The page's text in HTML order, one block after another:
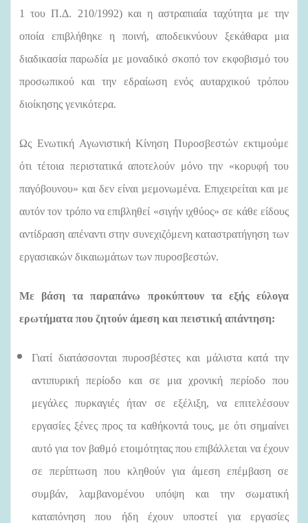
1 του Π.Δ. 210/1992) και η αστραπιαία ταχύτητα με την
οποία επιβλήθηκε η ποινή, αποδεικνύουν ξεκάθαρα μια
διαδικασία παρωδία με μοναδικό σκοπό τον εκφοβισμό του
προσωπικού και την εδραίωση ενός αυταρχικού τρόπου
διοίκησης γενικότερα.
Ως Ενωτική Αγωνιστική Κίνηση Πυροσβεστών εκτιμούμε
ότι τέτοια περιστατικά αποτελούν μόνο την «κορυφή του
παγόβουνου» και δεν είναι μεμονωμένα. Επιχειρείται και με
αυτόν τον τρόπο να επιβληθεί «σιγήν ιχθύος» σε κάθε είδους
αντίδραση απέναντι στην συνεχιζόμενη καταστρατήγηση των
εργασιακών δικαιωμάτων των πυροσβεστών.
Με βάση τα παραπάνω προκύπτουν τα εξής εύλογα
ερωτήματα που ζητούν άμεση και πειστική απάντηση:
Γιατί διατάσσονται πυροσβέστες και μάλιστα κατά την
αντιπυρική περίοδο και σε μια χρονική περίοδο που
μεγάλες πυρκαγιές ήταν σε εξέλιξη, να επιτελέσουν
εργασίες ξένες προς τα καθήκοντά τους, με ότι σημαίνει
αυτό για τον βαθμό ετοιμότητας που επιβάλλεται να έχουν
σε περίπτωση που κληθούν για άμεση επέμβαση σε
συμβάν, λαμβανομένου υπόψη και την σωματική
καταπόνηση που ήδη έχουν υποστεί για εργασίες